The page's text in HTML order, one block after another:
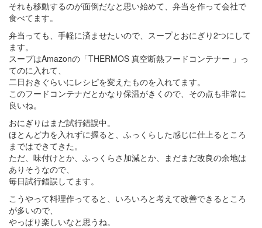
それも移動するのが面倒だなと思い始めて、弁当を作って会社で
食べてます。
弁当っても、手軽に済ませたいので、スープとおにぎり2つにして
ます。
スープはAmazonの「THERMOS 真空断熱フードコンテナー 」っ
てのに入れて、
二日おきぐらいにレシピを変えたものを入れてます。
このフードコンテナだとかなり保温がきくので、その点も非常に
良いね。
おにぎりはまだ試行錯誤中。
ほとんど力を入れずに握ると、ふっくらした感じに仕上るところ
まではできてきた。
ただ、味付けとか、ふっくらさ加減とか、まだまだ改良の余地は
ありそうなので、
毎日試行錯誤してます。
こうやって料理作ってると、いろいろと考えて改善できるところ
が多いので、
やっぱり楽しいなと思うね。